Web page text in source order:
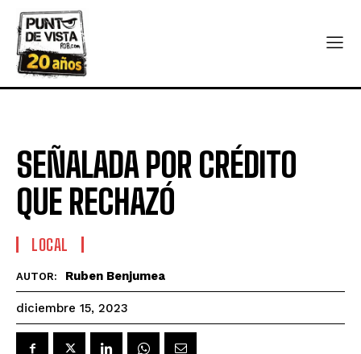
SEÑALADA POR CRÉDITO
QUE RECHAZÓ
LOCAL
AUTOR: Ruben Benjumea
diciembre 15, 2023